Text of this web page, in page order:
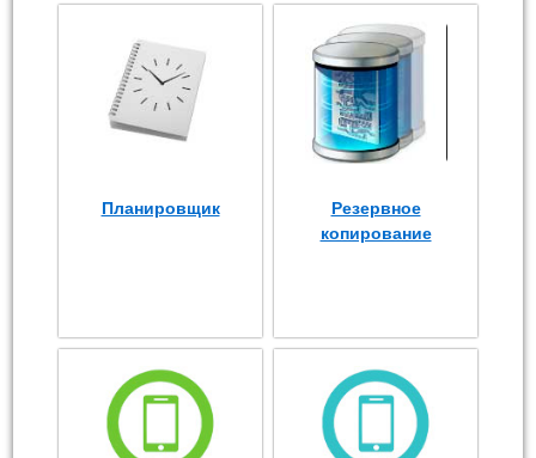
Планировщик
Резервное
копирование